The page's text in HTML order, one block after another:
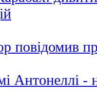
повідомив
Антонеллі -